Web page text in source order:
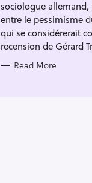
sociologue
entre le pessimisme
qui se considérerait
recension de Gérard
Read More